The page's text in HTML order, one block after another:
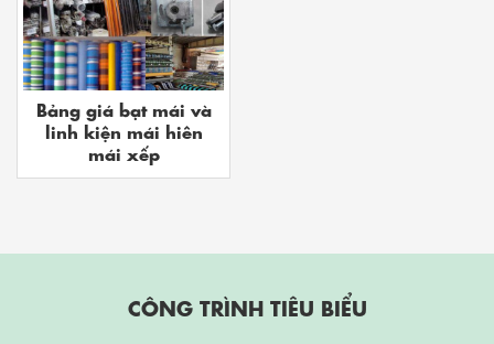
Bảng giá bạt mái và
linh kiện mái hiên
mái xếp
CÔNG TRÌNH TIÊU BIỂU